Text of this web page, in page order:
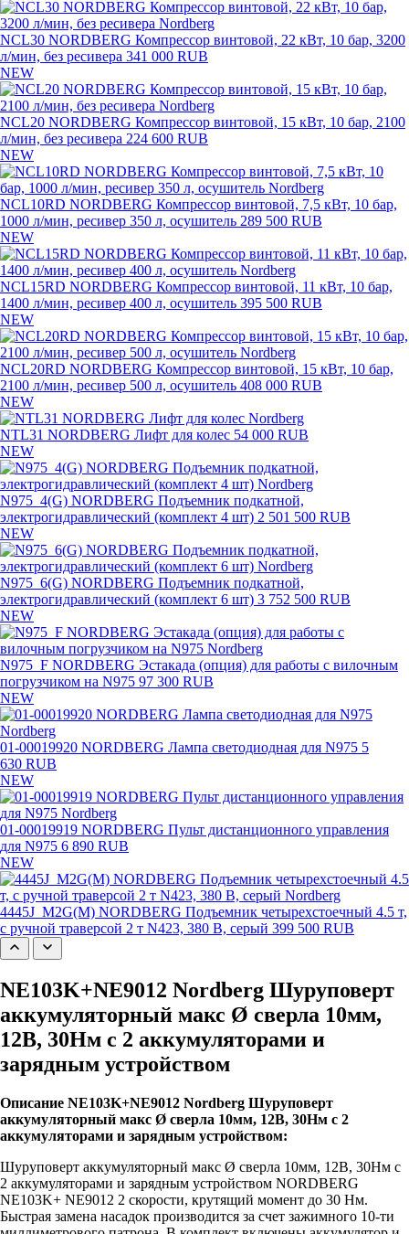
NCL30 NORDBERG Компрессор винтовой, 22 кВт, 10 бар, 3200
л/мин, без ресивера 341 000 RUB
NEW
NCL20 NORDBERG Компрессор винтовой, 15 кВт, 10 бар, 2100
л/мин, без ресивера 224 600 RUB
NEW
NCL10RD NORDBERG Компрессор винтовой, 7,5 кВт, 10 бар,
1000 л/мин, ресивер 350 л, осушитель 289 500 RUB
NEW
NCL15RD NORDBERG Компрессор винтовой, 11 кВт, 10 бар,
1400 л/мин, ресивер 400 л, осушитель 395 500 RUB
NEW
NCL20RD NORDBERG Компрессор винтовой, 15 кВт, 10 бар,
2100 л/мин, ресивер 500 л, осушитель 408 000 RUB
NEW
NTL31 NORDBERG Лифт для колес 54 000 RUB
NEW
N975_4(G) NORDBERG Подъемник подкатной,
электрогидравлический (комплект 4 шт) 2 501 500 RUB
NEW
N975_6(G) NORDBERG Подъемник подкатной,
электрогидравлический (комплект 6 шт) 3 752 500 RUB
NEW
N975_F NORDBERG Эстакада (опция) для работы с вилочным
погрузчиком на N975 97 300 RUB
NEW
01-00019920 NORDBERG Лампа светодиодная для N975 5
630 RUB
NEW
01-00019919 NORDBERG Пульт дистанционного управления
для N975 6 890 RUB
NEW
4445J_M2G(M) NORDBERG Подъемник четырехстоечный 4.5 т,
с ручной траверсой 2 т N423, 380 В, серый 399 500 RUB
NE103K+NE9012 Nordberg Шуруповерт
аккумуляторный макс Ø сверла 10мм,
12В, 30Нм с 2 аккумуляторами и
зарядным устройством
Описание NE103K+NE9012 Nordberg Шуруповерт
аккумуляторный макс Ø сверла 10мм, 12В, 30Нм с 2
аккумуляторами и зарядным устройством:
Шуруповерт аккумуляторный макс Ø сверла 10мм, 12В, 30Нм с
2 аккумуляторами и зарядным устройством NORDBERG
NE103K+ NE9012 2 скорости, крутящий момент до 30 Нм.
Быстрая замена насадок производится за счет зажимного 10-ти